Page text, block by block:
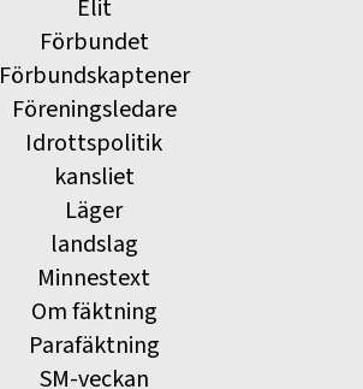
Elit
Förbundet
Förbundskaptener
Föreningsledare
Idrottspolitik
kansliet
Läger
landslag
Minnestext
Om fäktning
Parafäktning
SM-veckan